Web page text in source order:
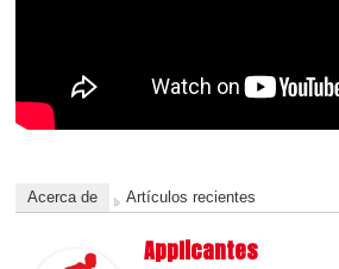
Acerca de Artículos recientes
Applicantes